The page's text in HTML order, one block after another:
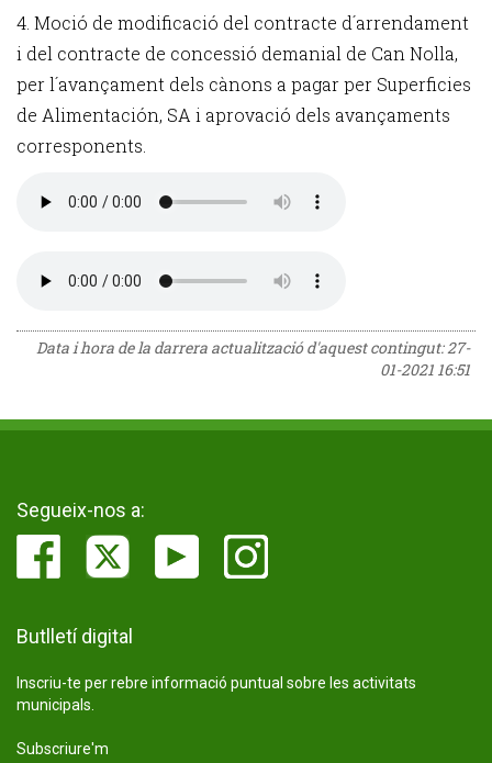
4. Moció de modificació del contracte d´arrendament
i del contracte de concessió demanial de Can Nolla,
per l´avançament dels cànons a pagar per Superficies
de Alimentación, SA i aprovació dels avançaments
corresponents.
Data i hora de la darrera actualització d'aquest contingut:27-
01-2021 16:51
Segueix-nos a:
Butlletí digital
Inscriu-te per rebre informació puntual sobre les activitats
municipals.
Subscriure'm